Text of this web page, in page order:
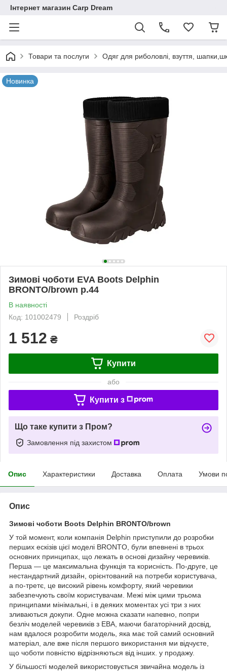
Інтернет магазин Carp Dream
Товари та послуги Одяг для риболовлі, взуття,
Новинка
Зимові чоботи EVA Boots Delphin
BRONTO/brown р.44
В наявності
Код: 101002479
Роздріб
1 512 ₴
Купити
або
Купити з
Що таке купити з Пром?
Замовлення під захистом
Опис Характеристики Доставка Оплата Умови
Опис
Зимові чоботи Boots Delphin BRONTO/brown
У той момент, коли компанія Delphin приступили до розробки
перших ескізів цієї моделі BRONTO, були впевнені в трьох
основних принципах, що лежать в основі дизайну черевиків.
Перша — це максимальна функція та корисність. По-друге, це
нестандартний дизайн, орієнтований на потреби користувача,
а по-третє, це високий рівень комфорту, який черевики
забезпечують своїм користувачам. Межі між цими трьома
принципами мінімальні, і в деяких моментах усі три з них
зливаються докупи. Одне можна сказати напевно, попри
безліч моделей черевиків з ЕВА, маючи багаторічний досвід,
нам вдалося розробити модель, яка має той самий основний
матеріал, але вже після першого використання ми відчуєте,
що чоботи повністю відрізняються від інших. у продажу.
У більшості моделей використовується звичайна модель із